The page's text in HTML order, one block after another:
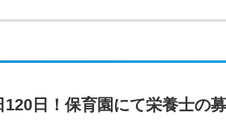
日！保育園にて栄養士の